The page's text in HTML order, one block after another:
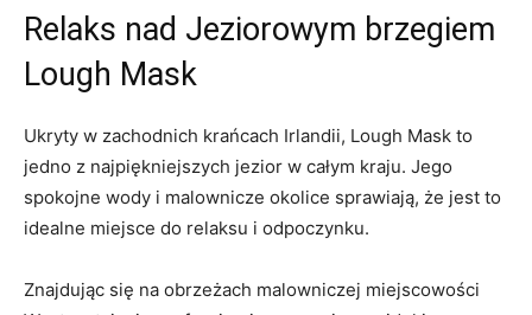
Relaks⁢ nad Jeziorowym brzegiem
Lough‍ Mask
Ukryty w zachodnich krańcach Irlandii, Lough Mask to
jedno z najpiękniejszych‌ jezior w całym kraju. Jego
spokojne wody i ⁣malownicze okolice sprawiają, że jest to
idealne miejsce do relaksu ⁢i ⁤odpoczynku.
Znajdując się na obrzeżach malowniczej miejscowości